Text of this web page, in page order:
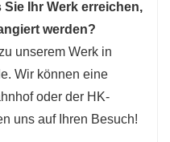
Sie Ihr Werk erreichen,
werden?
unserem Werk in
Wir können eine
oder der HK-
uns auf Ihren Besuch!